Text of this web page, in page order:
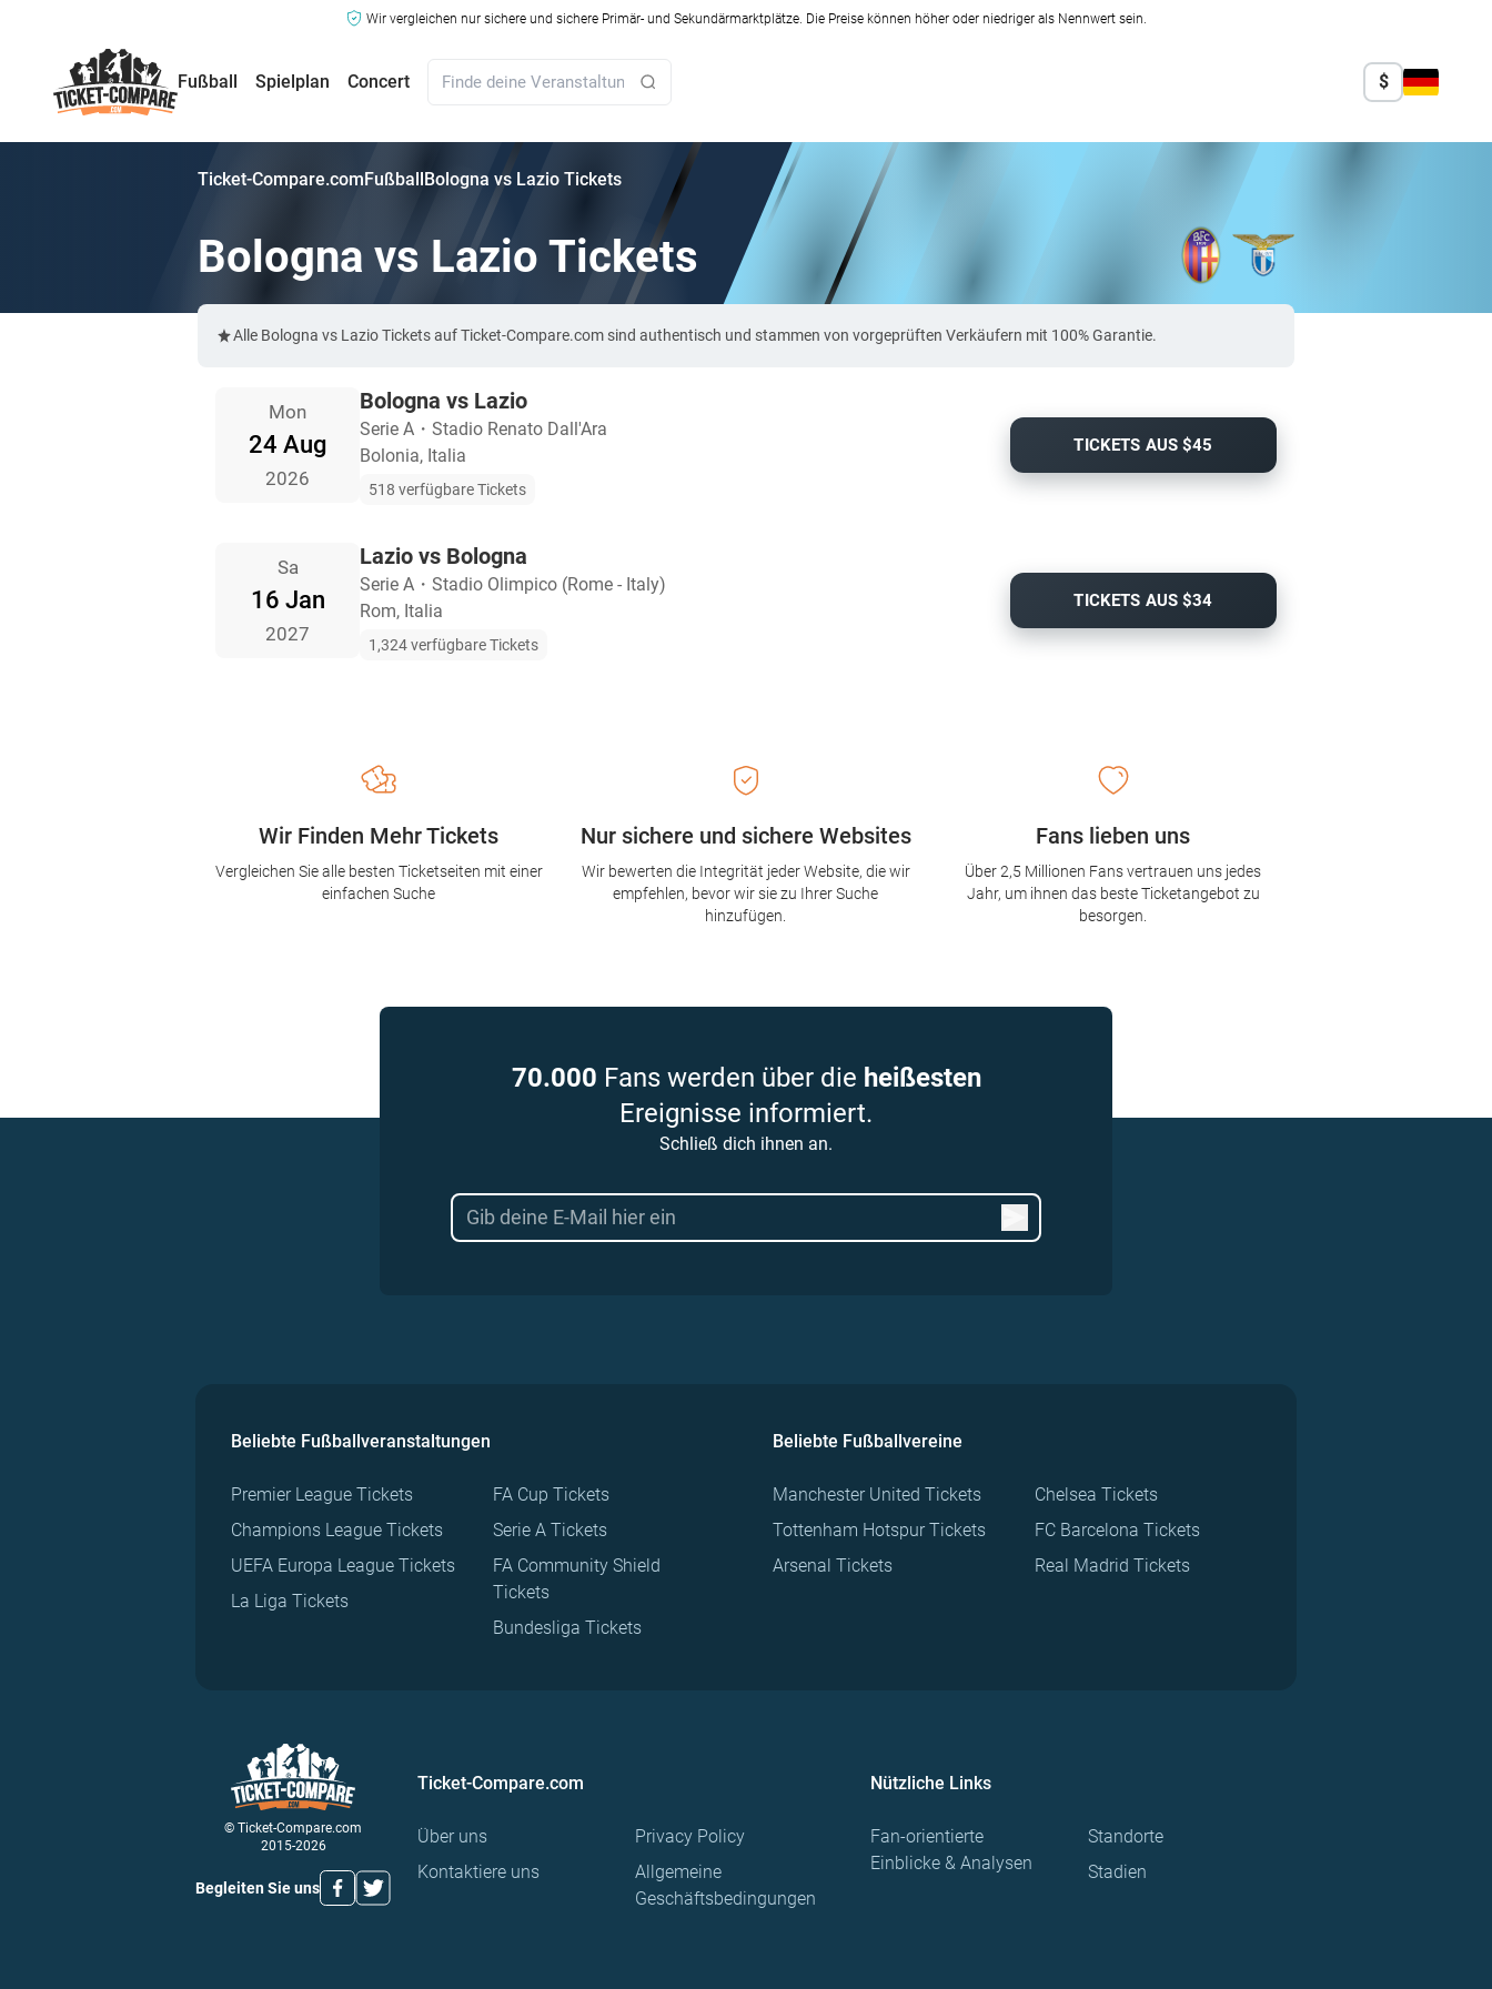
Wir vergleichen nur sichere und sichere Primär- und Sekundärmarktplätze. Die Preise können höher oder niedriger als Nennwert sein.
Fußball Spielplan Concert $
Ticket-Compare.comFußballBologna vs Lazio Tickets
Bologna vs Lazio Tickets
Alle Bologna vs Lazio Tickets auf Ticket-Compare.com sind authentisch und stammen von vorgeprüften Verkäufern mit 100% Garantie.
Mon
24 Aug
2026
Bologna vs Lazio
Serie A ・ Stadio Renato Dall'Ara
Bolonia, Italia
518 verfügbare Tickets
TICKETS AUS $45
Sa
16 Jan
2027
Lazio vs Bologna
Serie A ・ Stadio Olimpico (Rome - Italy)
Rom, Italia
1,324 verfügbare Tickets
TICKETS AUS $34
Nur sichere und sichere Websites
Wir bewerten die Integrität jeder Website, die wir
empfehlen, bevor wir sie zu Ihrer Suche
hinzufügen.
Wir Finden Mehr Tickets
Vergleichen Sie alle besten Ticketseiten mit einer
einfachen Suche
Fans lieben uns
Über 2,5 Millionen Fans vertrauen uns jedes
Jahr, um ihnen das beste Ticketangebot zu
besorgen.
70.000 Fans werden über die heißesten
Ereignisse informiert.
Schließ dich ihnen an.
Beliebte Fußballveranstaltungen
Premier League Tickets
Champions League Tickets
UEFA Europa League Tickets
La Liga Tickets
FA Cup Tickets
Serie A Tickets
FA Community Shield
Tickets
Bundesliga Tickets
Beliebte Fußballvereine
Manchester United Tickets
Tottenham Hotspur Tickets
Arsenal Tickets
Chelsea Tickets
FC Barcelona Tickets
Real Madrid Tickets
© Ticket-Compare.com
2015-2026
Begleiten Sie uns
Ticket-Compare.com
Über uns
Kontaktiere uns
Privacy Policy
Allgemeine
Geschäftsbedingungen
Nützliche Links
Fan-orientierte
Einblicke & Analysen
Standorte
Stadien